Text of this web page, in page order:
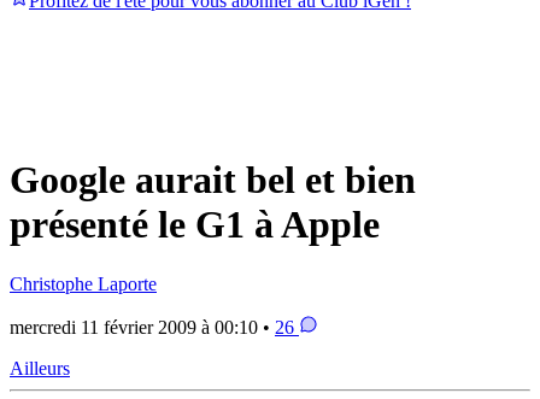
Google aurait bel et bien
présenté le G1 à Apple
Christophe Laporte
mercredi 11 février 2009 à 00:10 • 26
Ailleurs